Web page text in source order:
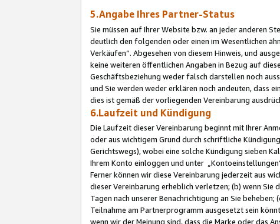
5.Angabe Ihres Partner-Status
Sie müssen auf Ihrer Website bzw. an jeder anderen
deutlich den folgenden oder einen im Wesentlichen
Verkäufen“. Abgesehen von diesem Hinweis, und
keine weiteren öffentlichen Angaben in Bezug auf
Geschäftsbeziehung weder falsch darstellen noch
und Sie werden weder erklären noch andeuten, dass
dies ist gemäß der vorliegenden Vereinbarung
6.Laufzeit und Kündigung
Die Laufzeit dieser Vereinbarung beginnt mit Ihrer
oder aus wichtigem Grund durch schriftliche
Gerichtswegs), wobei eine solche Kündigung sieben
Ihrem Konto einloggen und unter
Ferner können wir diese Vereinbarung jederzeit aus
dieser Vereinbarung erheblich verletzen; (b) wenn
Tagen nach unserer Benachrichtigung an Sie
Teilnahme am Partnerprogramm ausgesetzt sein
wenn wir der Meinung sind, dass die Marke oder das